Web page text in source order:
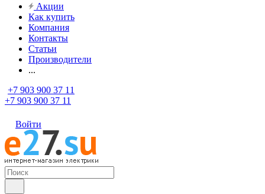
Акции
Как купить
Компания
Контакты
Статьи
Производители
...
+7 903 900 37 11
+7 903 900 37 11
Войти